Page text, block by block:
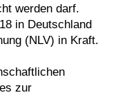
werden darf.
in Deutschland
(NLV) in Kraft.
zur